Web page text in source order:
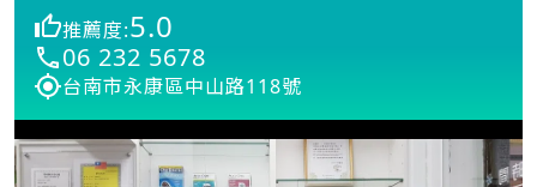
推薦度:5.0
06 232 5678
台南市永康區中山路118號